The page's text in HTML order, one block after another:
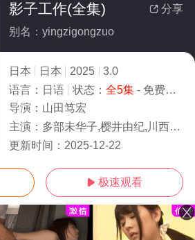
 分享
影子工作(全集)
别名：yingzigongzuo
日本 日本 2025
3.0
语言： 日语 状态： 全5集- 免费在线观看
导演： 山田笃宏
主演： 多部未华子,樱井由纪,川西拓实,特林德尔·玲奈,上原实矩,须藤理彩,街田诗音,森冈龙,竹财辉之助,石田光,寺岛忍
更新时间： 2025-12-22
 极速观看